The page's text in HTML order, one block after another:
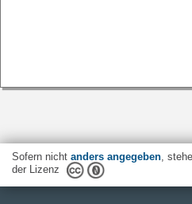
Sofern nicht anders angegeben,
der Lizenz